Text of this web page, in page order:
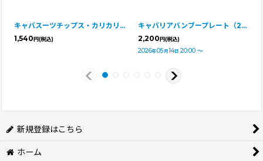
キャバスーツチップス・カリカリ焼き芋せんべい（80g）
1,540円(税込)
キャバリアバンブープレート（2枚セット）
2,200円(税込)
2026年05月14日 20:00 ～
新規登録はこちら
ホーム